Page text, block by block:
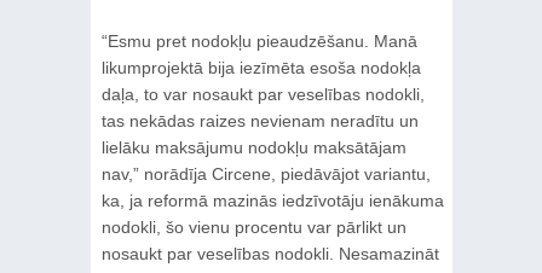
“Esmu pret nodokļu pieaudzēšanu. Manā
likumprojektā bija iezīmēta esoša nodokļa
daļa, to var nosaukt par veselības nodokli,
tas nekādas raizes nevienam neradītu un
lielāku maksājumu nodokļu maksātājam
nav,” norādīja Circene, piedāvājot variantu,
ka, ja reformā mazinās iedzīvotāju ienākuma
nodokli, šo vienu procentu var pārlikt un
nosaukt par veselības nodokli. Nesamazināt